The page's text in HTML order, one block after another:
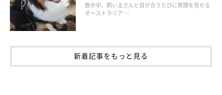
いぬのきもち投稿写真ギャラリー
シニア犬になると運動量も落ち、基礎代謝が低下しているところ
に若いころと同じ食事量を与えていると太りやすくなることが多
散歩中、飼い主さんと目が合うたびに笑顔を見せる
オーストラリア …
新着記事をもっと見る